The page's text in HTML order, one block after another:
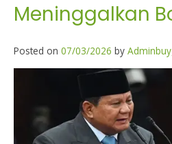
Meninggalkan
Posted on 07/03/2026 by